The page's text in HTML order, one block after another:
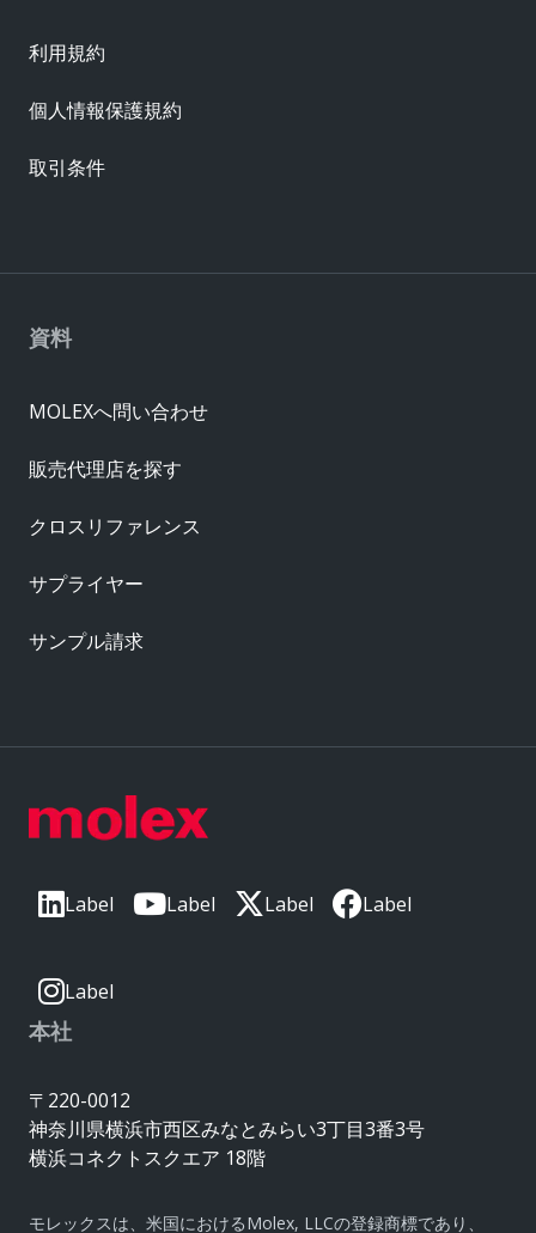
Label Label Label Label
Label
本社
〒220-0012
神奈川県横浜市西区みなとみらい3丁目3番3号
横浜コネクトスクエア 18階
モレックスは、米国におけるMolex, LLCの登録商標であり、
資料
MOLEXへ問い合わせ
販売代理店を探す
クロスリファレンス
サプライヤー
サンプル請求
利用規約
個人情報保護規約
取引条件